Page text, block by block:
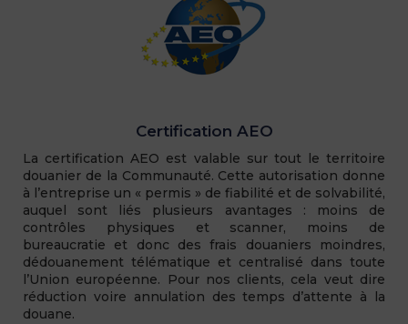
Certification AEO
La certification AEO est valable sur tout le territoire
douanier de la Communauté. Cette autorisation donne
à l’entreprise un « permis » de fiabilité et de solvabilité,
auquel sont liés plusieurs avantages : moins de
contrôles physiques et scanner, moins de
bureaucratie et donc des frais douaniers moindres,
dédouanement télématique et centralisé dans toute
l’Union européenne. Pour nos clients, cela veut dire
réduction voire annulation des temps d’attente à la
douane.